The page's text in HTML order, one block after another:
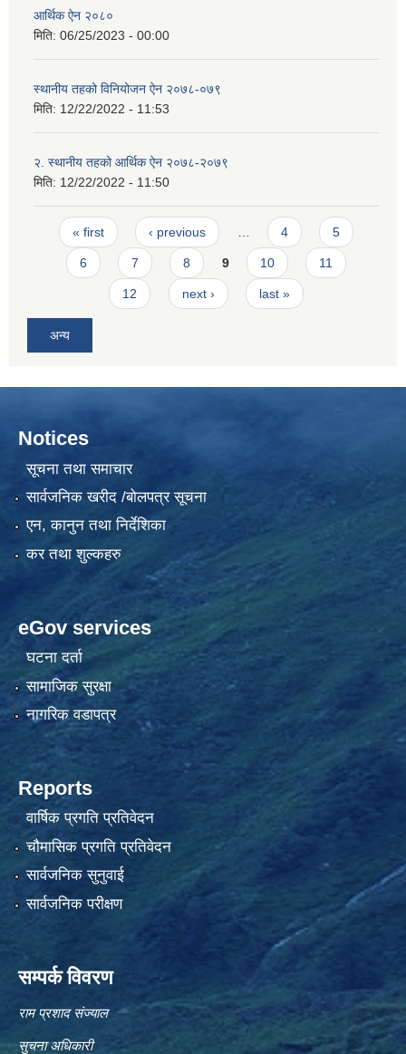
आर्थिक ऐन २०८०
मिति: 06/25/2023 - 00:00
स्थानीय तहको विनियोजन ऐन २०७८-०७९
मिति: 12/22/2022 - 11:53
२. स्थानीय तहको आर्थिक ऐन २०७८-२०७९
मिति: 12/22/2022 - 11:50
Pages
« first ‹ previous 4 5
6 7 8 9 10 11
12 next › last »
अन्य
Notices
सूचना तथा समाचार
सार्वजनिक खरीद /बोलपत्र सूचना
एन, कानुन तथा निर्देशिका
कर तथा शुल्कहरु
eGov services
घटना दर्ता
सामाजिक सुरक्षा
नागरिक वडापत्र
Reports
वार्षिक प्रगति प्रतिवेदन
चौमासिक प्रगति प्रतिवेदन
सार्वजनिक सुनुवाई
सार्वजनिक परीक्षण
सम्पर्क विवरण
राम प्रशाद संज्याल
सुचना अधिकारी